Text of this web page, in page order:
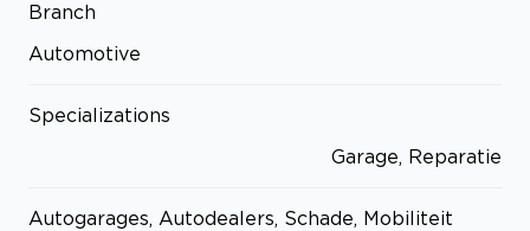
Branch
Automotive
Specializations
Garage, Reparatie
Autogarages, Autodealers, Schade, Mobiliteit